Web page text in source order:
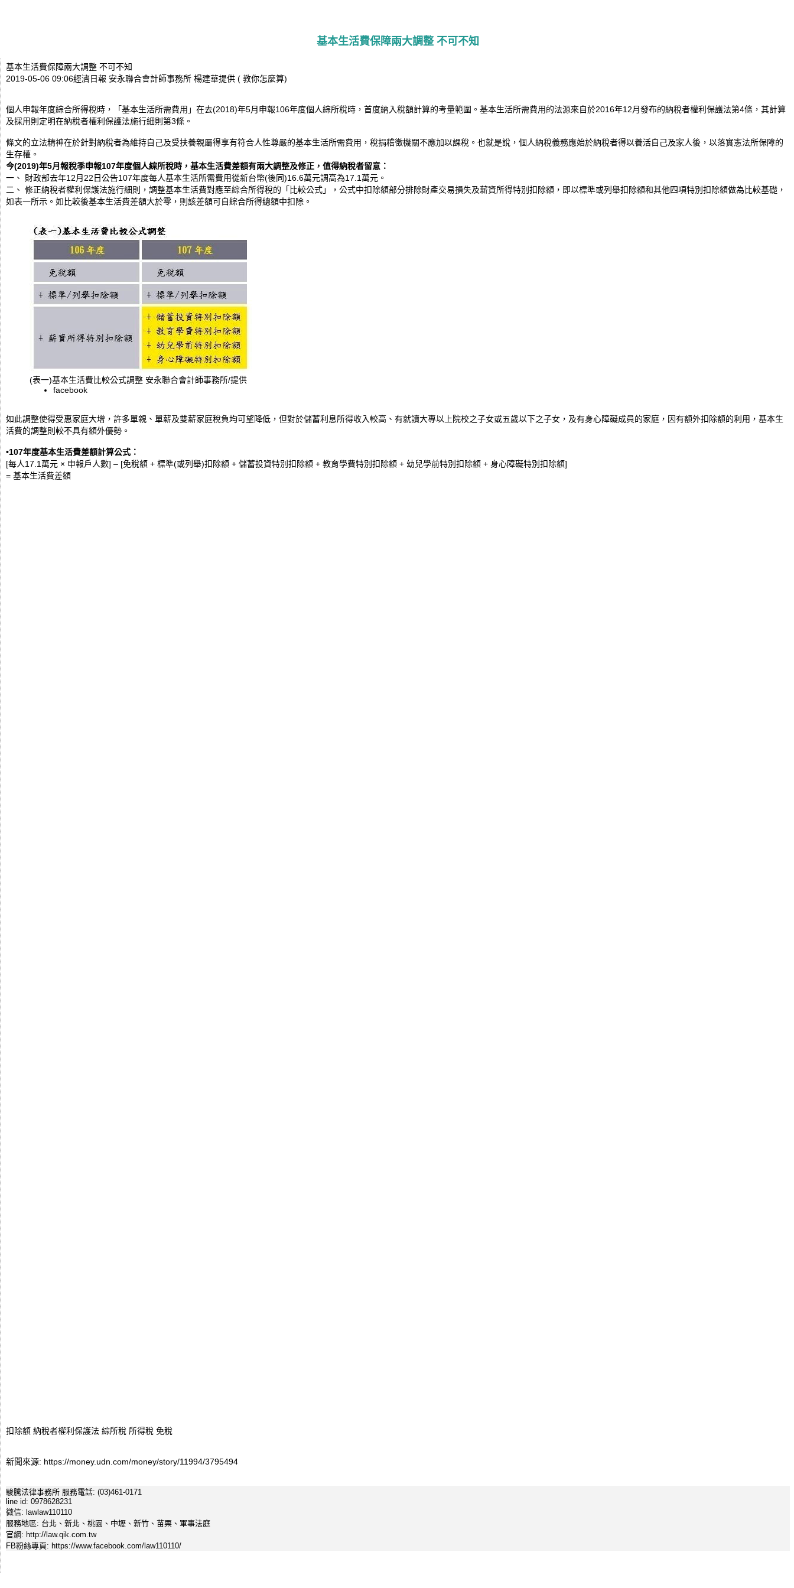
基本生活費保障兩大調整 不可不知
基本生活費保障兩大調整 不可不知
2019-05-06 09:06經濟日報 安永聯合會計師事務所 楊建華提供 ( 教你怎麼算)
個人申報年度綜合所得稅時，「基本生活所需費用」在去(2018)年5月申報106年度個人綜所稅時，首度納入稅額計算的考量範圍。基本生活所需費用的法源來自於2016年12月發布的納稅者權利保護法第4條，其計算
及採用則定明在納稅者權利保護法施行細則第3條。
條文的立法精神在於針對納稅者為維持自己及受扶養親屬得享有符合人性尊嚴的基本生活所需費用，稅捐稽徵機關不應加以課稅。也就是說，個人納稅義務應始於納稅者得以養活自己及家人後，以落實憲法所保障的
生存權。
今(2019)年5月報稅季申報107年度個人綜所稅時，基本生活費差額有兩大調整及修正，值得納稅者留意：
一、 財政部去年12月22日公告107年度每人基本生活所需費用從新台幣(後同)16.6萬元調高為17.1萬元。
二、 修正納稅者權利保護法施行細則，調整基本生活費對應至綜合所得稅的「比較公式」，公式中扣除額部分排除財產交易損失及薪資所得特別扣除額，即以標準或列舉扣除額和其他四項特別扣除額做為比較基礎，
如表一所示。如比較後基本生活費差額大於零，則該差額可自綜合所得總額中扣除。
(表一)基本生活費比較公式調整 安永聯合會計師事務所/提供
facebook
如此調整使得受惠家庭大增，許多單親、單薪及雙薪家庭稅負均可望降低，但對於儲蓄利息所得收入較高、有就讀大專以上院校之子女或五歲以下之子女，及有身心障礙成員的家庭，因有額外扣除額的利用，基本生
活費的調整則較不具有額外優勢。
•107年度基本生活費差額計算公式：
[每人17.1萬元 × 申報戶人數] – [免稅額 + 標準(或列舉)扣除額 + 儲蓄投資特別扣除額 + 教育學費特別扣除額 + 幼兒學前特別扣除額 + 身心障礙特別扣除額]
= 基本生活費差額
扣除額 納稅者權利保護法 綜所稅 所得稅 免稅
新聞來源: https://money.udn.com/money/story/11994/3795494
駿騰法律事務所 服務電話: (03)461-0171
line id: 0978628231
微信: lawlaw110110
服務地區: 台北、新北、桃園、中壢、新竹、苗栗、軍事法庭
官網: http://law.qik.com.tw
FB粉絲專頁: https://www.facebook.com/law110110/